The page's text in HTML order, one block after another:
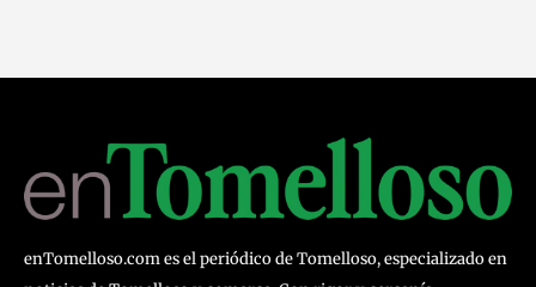
enTomelloso.com es el periódico de Tomelloso, especializado en